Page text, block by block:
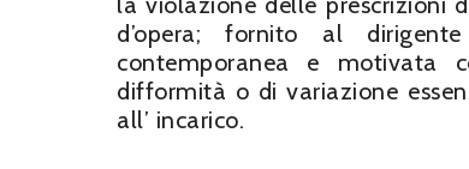
d’opera; fornito al
contemporanea e motivata
difformità o di variazione
all’ incarico.